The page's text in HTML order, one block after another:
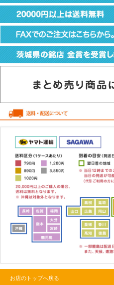
お店のトップへ戻る